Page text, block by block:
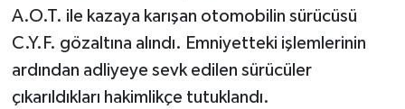
A.O.T. ile kazaya karışan otomobilin sürücüsü
C.Y.F. gözaltına alındı. Emniyetteki işlemlerinin
ardından adliyeye sevk edilen sürücüler
çıkarıldıkları hakimlikçe tutuklandı.